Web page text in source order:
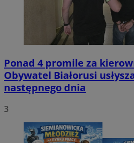
Ponad 4 promile za
Obywatel Białorusi
następnego dnia
3